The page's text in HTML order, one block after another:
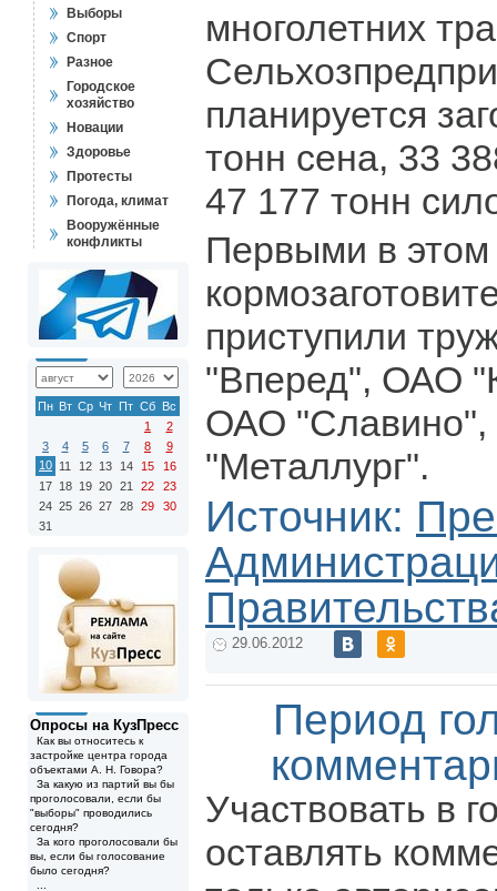
Выборы
Спорт
Разное
Городское
хозяйство
Новации
Здоровье
Протесты
Погода, климат
Вооружённые
конфликты
Пн Вт Ср Чт Пт Сб Вс
1
2
3
4 5 6 7 8
9
10 11 12 13 14 15
16
17 18 19 20 21 22
23
24 25 26 27 28 29
30
31
Опросы на КузПресс
Как вы относитесь к
застройке центра города
объектами А. Н. Говора?
За какую из партий вы бы
проголосовали, если бы
"выборы" проводились
сегодня?
За кого проголосовали бы
вы, если бы голосование
было сегодня?
многолетних
планируется
тонн сена, 33
47 177 тонн
Первыми в этом
приступили
"Вперед", ОАО
ОАО
"Металлург".
Источник:
29.06.2012
Период
Участвовать в
оставлять